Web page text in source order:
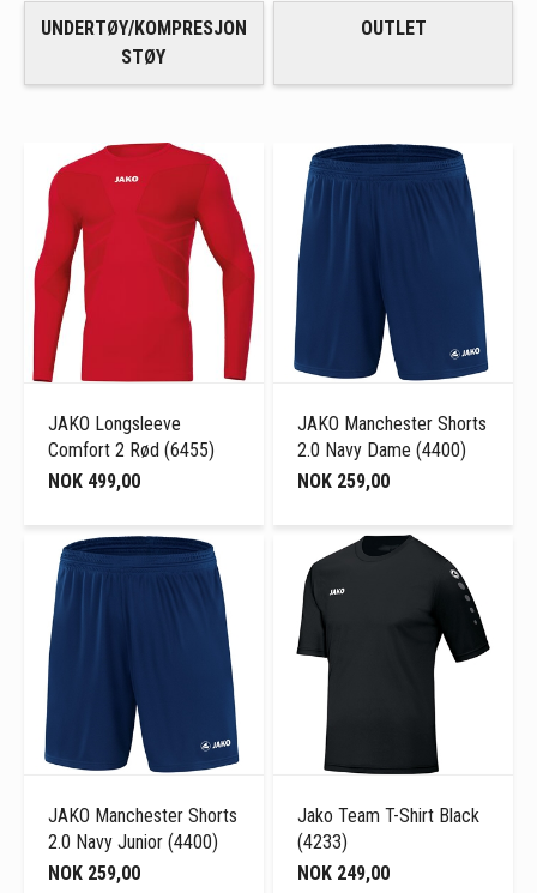
UNDERTØY/KOMPRESJON
STØY
OUTLET
JAKO Longsleeve
Comfort 2 Rød (6455)
NOK 499,00
JAKO Manchester Shorts
2.0 Navy Dame (4400)
NOK 259,00
JAKO Manchester Shorts
2.0 Navy Junior (4400)
NOK 259,00
Jako Team T-Shirt Black
(4233)
NOK 249,00